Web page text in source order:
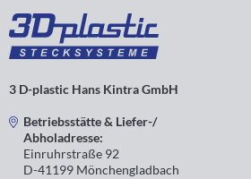
RAL7035
RAL7035
3D5V30KS
RAL7035
3 D-plastic Hans Kintra GmbH
Betriebsstätte & Liefer-/
Abholadresse:
Einruhrstraße 92
D-41199 Mönchengladbach